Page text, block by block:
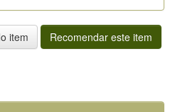
item
Recomendar este item